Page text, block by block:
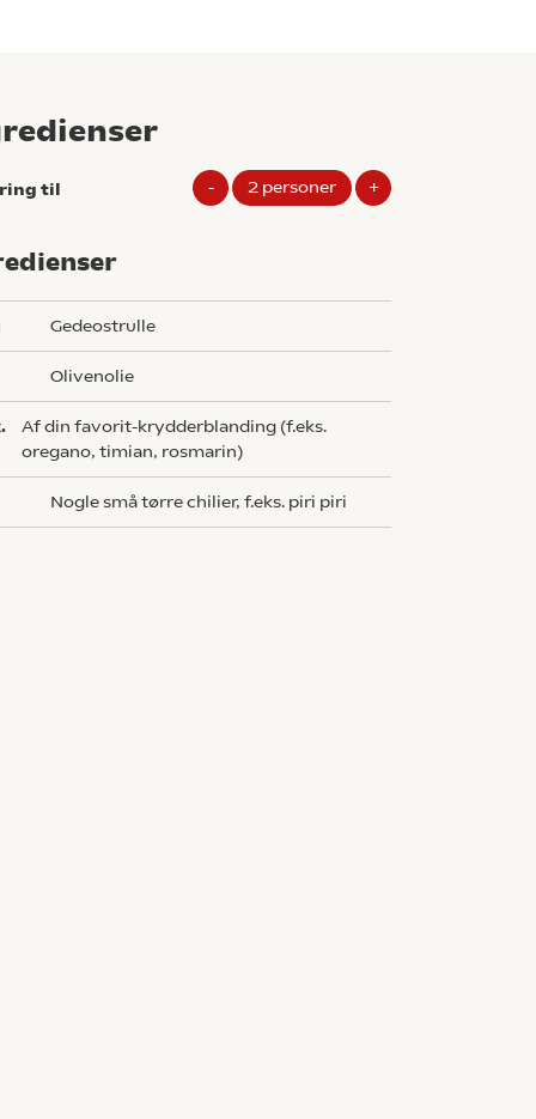
til - 2 personer +
gedeostrulle
olivenolie
af din favorit-krydderblanding (f.eks.
oregano, timian, rosmarin)
Nogle små tørre chilier, f.eks. piri piri